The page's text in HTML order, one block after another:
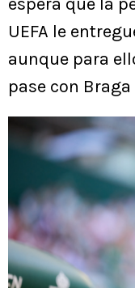
UEFA le
aunque para
pase con Braga